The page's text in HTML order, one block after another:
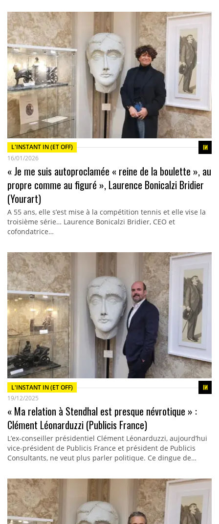
L'INSTANT IN (ET OFF)
16/01/2026
« Je me suis autoproclamée « reine de la boulette », au
propre comme au figuré », Laurence Bonicalzi Bridier
(Yourart)
A 55 ans, elle s’est mise à la compétition tennis et elle vise la
troisième série… Laurence Bonicalzi Bridier, CEO et
cofondatrice…
L'INSTANT IN (ET OFF)
19/12/2025
« Ma relation à Stendhal est presque névrotique » :
Clément Léonarduzzi (Publicis France)
L’ex-conseiller présidentiel Clément Léonarduzzi, aujourd’hui
vice-président de Publicis France et président de Publicis
Consultants, ne veut plus parler politique. Ce dingue de…